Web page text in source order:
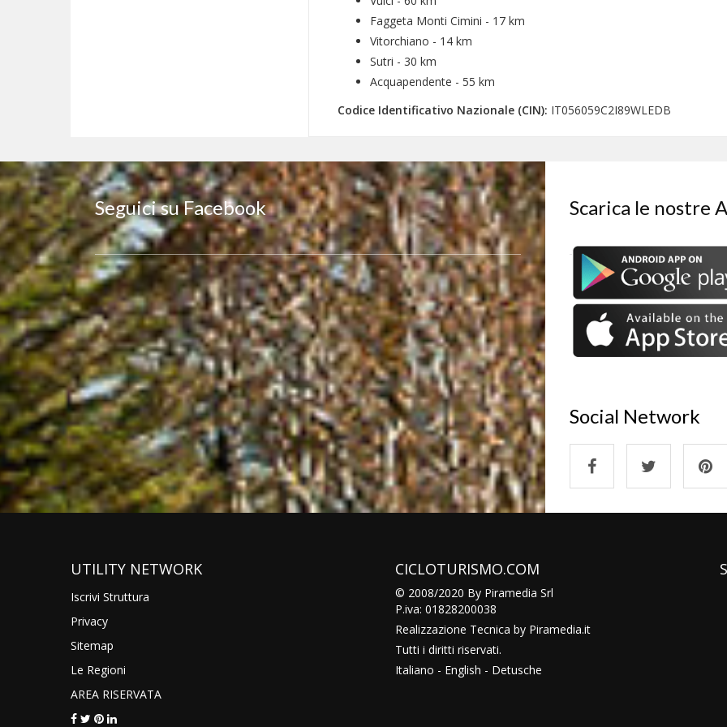
Faggeta Monti Cimini - 17 km
Vitorchiano - 14 km
Sutri - 30 km
Acquapendente - 55 km
Codice Identificativo Nazionale (CIN): IT056059C2I89WLEDB
Seguici su Facebook Scarica le nostre
Social Network
UTILITY NETWORK
Iscrivi Struttura
Privacy
Sitemap
Le Regioni
AREA RISERVATA
CICLOTURISMO.COM
© 2008/2020 By Piramedia Srl
P.iva: 01828200038
Realizzazione Tecnica by Piramedia.it
Tutti i diritti riservati.
Italiano - English - Detusche